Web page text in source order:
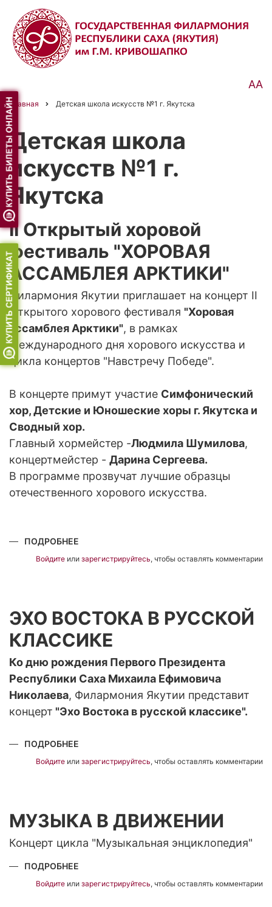
Перейти
основному
содержанию
АА
Строка
навигации
Главная Детская школа искусств №1 г. Якутска
Детская школа
искусств №1 г.
Якутска
II Открытый хоровой
фестиваль "ХОРОВАЯ
АССАМБЛЕЯ АРКТИКИ"
Филармония Якутии приглашает на концерт II
Открытого хорового фестиваля "Хоровая
ассамблея Арктики", в рамках
Международного дня хорового искусства и
цикла концертов "Навстречу Победе".
В концерте примут участие Симфонический
хор, Детские и Юношеские хоры г. Якутска и
Сводный хор.
Главный хормейстер -Людмила Шумилова,
концертмейстер - Дарина Сергеева.
В программе прозвучат лучшие образцы
отечественного хорового искусства.
ПОДРОБНЕЕ
ОТКРЫТЫЙ
ХОРОВОЙ
Войдите или зарегистрируйтесь, чтобы оставлять комментарии
ЭХО ВОСТОКА В РУССКОЙ
КЛАССИКЕ
Ко дню рождения Первого Президента
Республики Саха Михаила Ефимовича
Николаева, Филармония Якутии представит
концерт "Эхо Востока в русской классике".
ПОДРОБНЕЕ
ВОСТОКА
Войдите или зарегистрируйтесь, чтобы оставлять комментарии
МУЗЫКА В ДВИЖЕНИИ
Концерт цикла "Музыкальная энциклопедия"
ПОДРОБНЕЕ
В
ДВИЖЕНИИ
Войдите или зарегистрируйтесь, чтобы оставлять комментарии